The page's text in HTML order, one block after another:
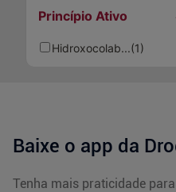
Princípio Ativo
Hidroxocolab...(1)
Baixe o app da
Tenha mais praticidade